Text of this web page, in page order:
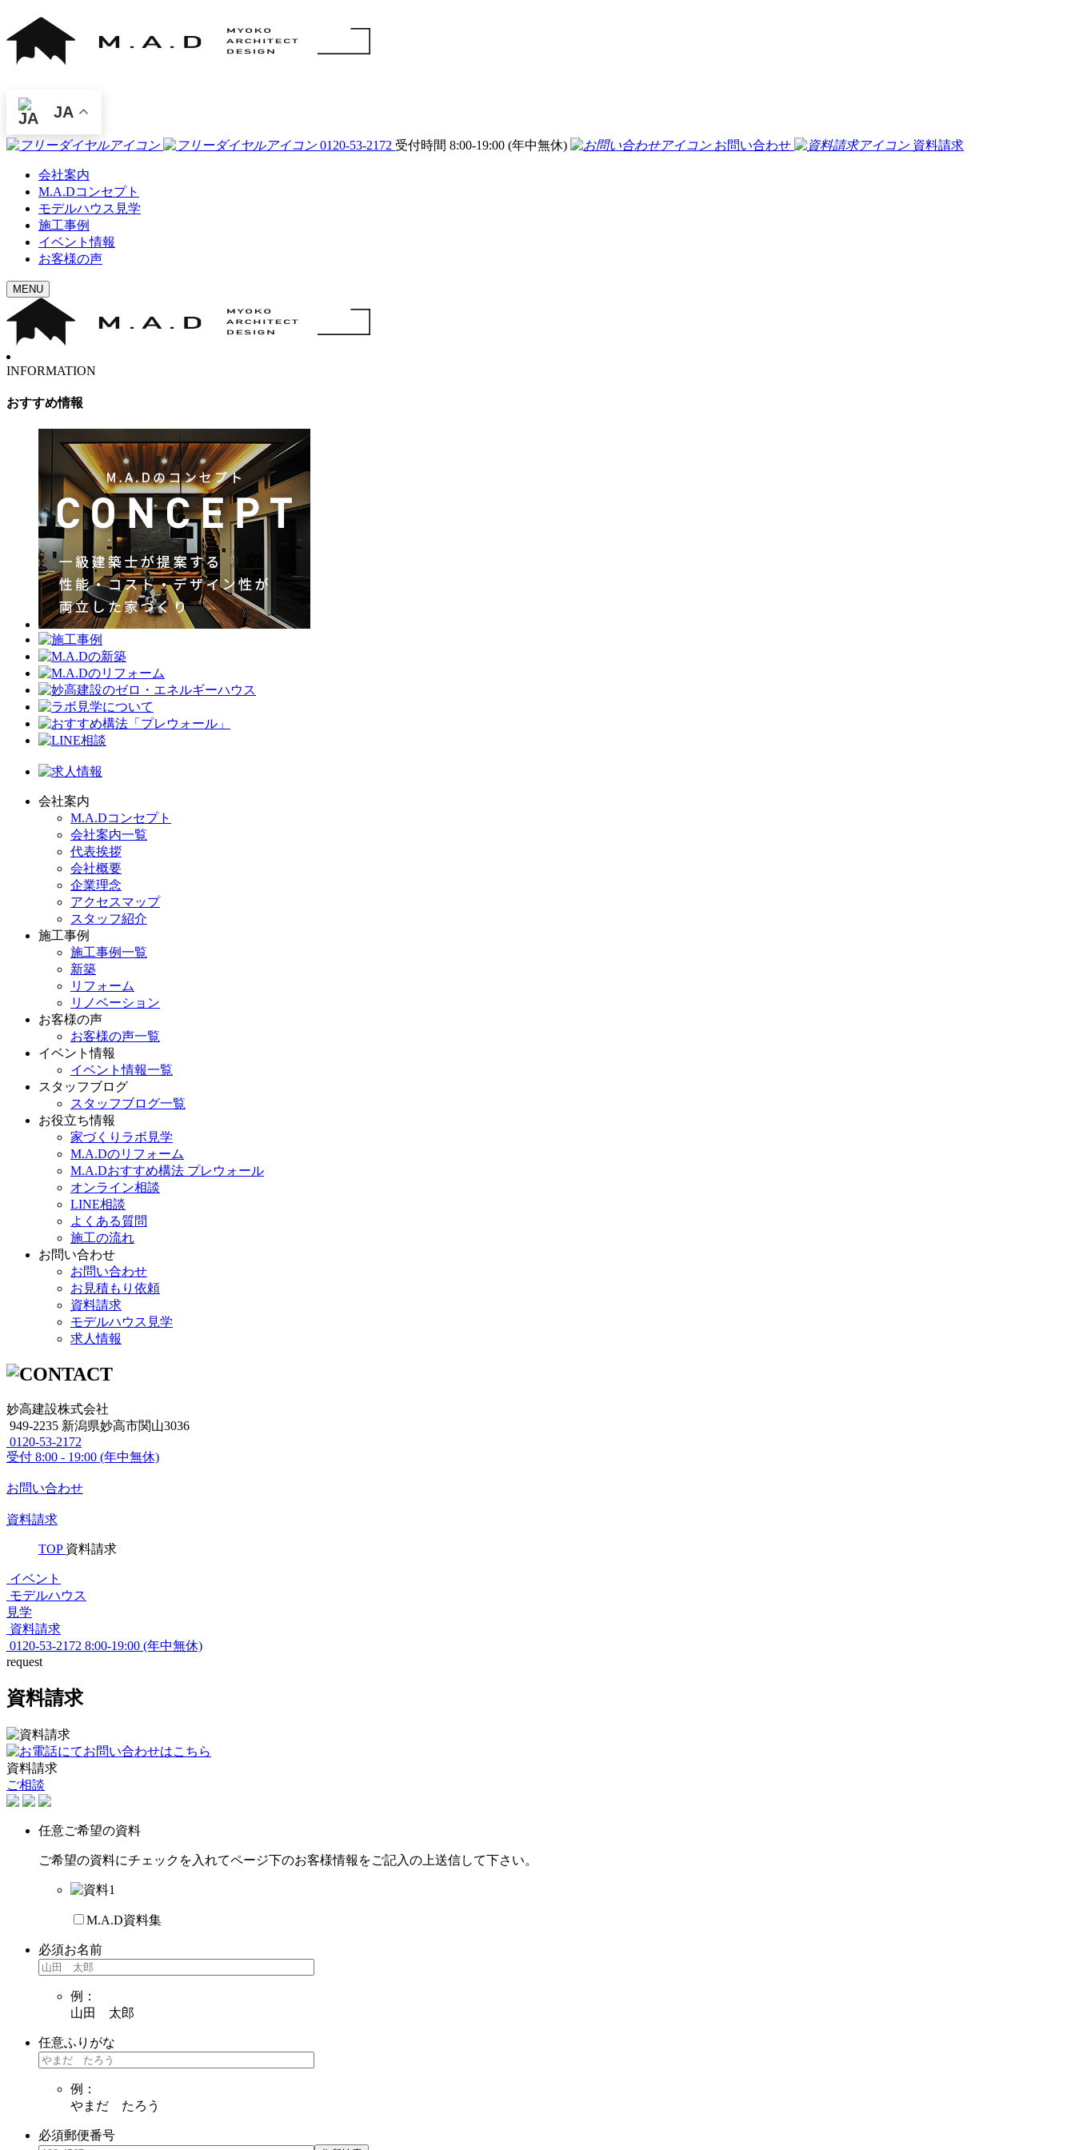
JA
0120-53-2172 受付時間 8:00-19:00 (年中無休) お問い合わせ 資料請求
会社案内
M.A.Dコンセプト
モデルハウス見学
施工事例
イベント情報
お客様の声
MENU
INFORMATION
おすすめ情報
会社案内
M.A.Dコンセプト
会社案内一覧
代表挨拶
会社概要
企業理念
アクセスマップ
スタッフ紹介
施工事例
施工事例一覧
新築
リフォーム
リノベーション
お客様の声
お客様の声一覧
イベント情報
イベント情報一覧
スタッフブログ
スタッフブログ一覧
お役立ち情報
家づくりラボ見学
M.A.Dのリフォーム
M.A.Dおすすめ構法 プレウォール
オンライン相談
LINE相談
よくある質問
施工の流れ
お問い合わせ
お問い合わせ
お見積もり依頼
資料請求
モデルハウス見学
求人情報
妙高建設株式会社
949-2235 新潟県妙高市関山3036
0120-53-2172
受付 8:00 - 19:00 (年中無休)
お問い合わせ
資料請求
TOP 資料請求
イベント
モデルハウス
見学
資料請求
0120-53-2172 8:00-19:00 (年中無休)
request
資料請求
資料請求
ご相談
任意ご希望の資料
ご希望の資料にチェックを入れてページ下のお客様情報をご記入の上送信して下さい。
M.A.D資料集
必須お名前
例：
山田 太郎
任意ふりがな
例：
やまだ たろう
必須郵便番号